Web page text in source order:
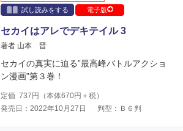
試し読みをする
電子版
セカイはアレでデキテイル 3
著者 山本 晋
セカイの真実に迫る”最高峰バトルアクショ
ン漫画”第３巻！
定価 737 円（本体670円＋税）
発売日：2022年10月27日
判型：Ｂ６判